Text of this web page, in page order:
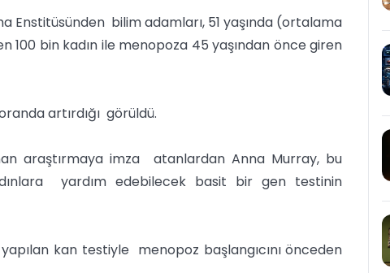
Enstitüsünden bilim adamları, 51 yaşında (ortalama
bin kadın ile menopoza 45 yaşından önce giren
artırdığı görüldü.
araştırmaya imza atanlardan Anna Murray, bu
yardım edebilecek basit bir gen testinin
kan testiyle menopoz başlangıcını önceden